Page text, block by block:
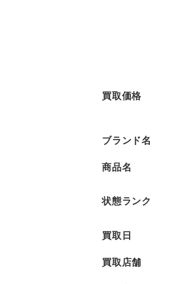
買取価格
ブランド名
商品名
状態ランク
買取日
買取店舗